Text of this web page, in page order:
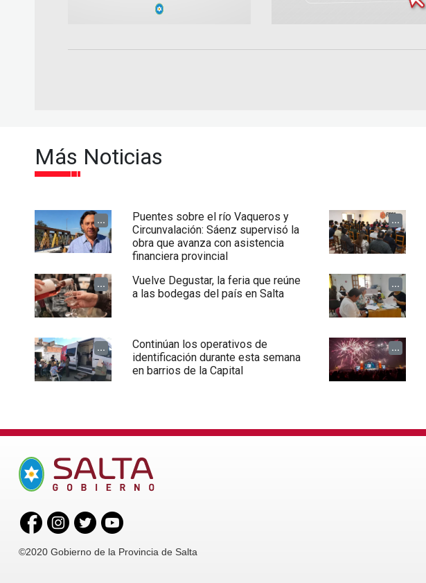
Más Noticias
...
Puentes sobre el río Vaqueros y
Circunvalación: Sáenz supervisó la
obra que avanza con asistencia
financiera provincial
...
...
Vuelve Degustar, la feria que reúne
a las bodegas del país en Salta
...
...
Continúan los operativos de
identificación durante esta semana
en barrios de la Capital
...
©2020 Gobierno de la Provincia de Salta